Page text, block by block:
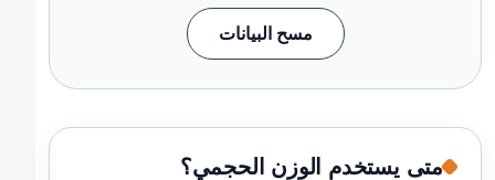
مسح البيانات
متى يستخدم الوزن الحجمي؟